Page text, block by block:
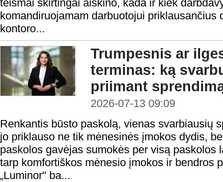
teismai skirtingai aiškino, kada ir kiek
komandiruojamam darbuotojui priklausančius
kontoro...
Trumpesnis ar
terminas: ką
priimant
2026-07-13 09:09
Renkantis būsto paskolą, vienas svarbiausių
jo priklauso ne tik mėnesinės įmokos dydis,
paskolos gavėjas sumokės per visą paskolos
tarp komfortiškos mėnesio įmokos ir bendros
„Luminor" ba...